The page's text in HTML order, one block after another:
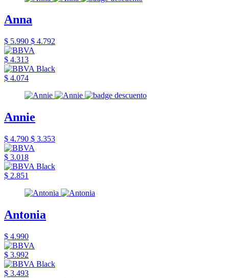
Anna
$ 5.990 $ 4.792
$ 4.313
$ 4.074
Annie
$ 4.790 $ 3.353
$ 3.018
$ 2.851
Antonia
$ 4.990
$ 3.992
$ 3.493